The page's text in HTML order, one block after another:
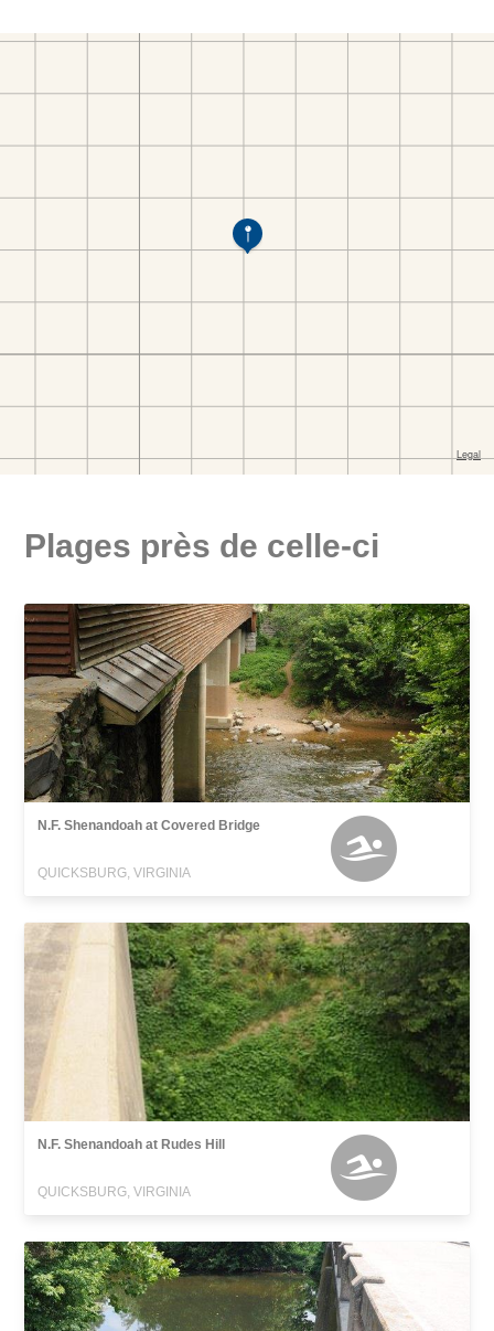
Plages près de celle-ci
N.F. Shenandoah at Covered Bridge
QUICKSBURG, VIRGINIA
N.F. Shenandoah at Rudes Hill
QUICKSBURG, VIRGINIA